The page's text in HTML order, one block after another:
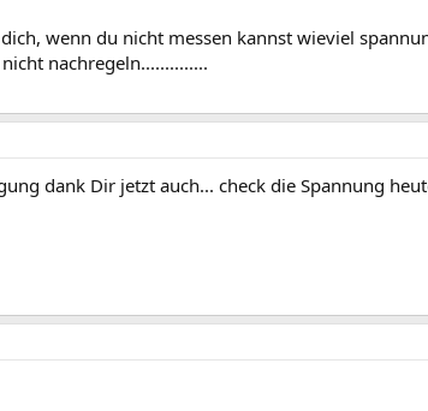
wenn du nicht messen kannst wieviel
nachregeln..............
dank Dir jetzt auch... check die Spannung